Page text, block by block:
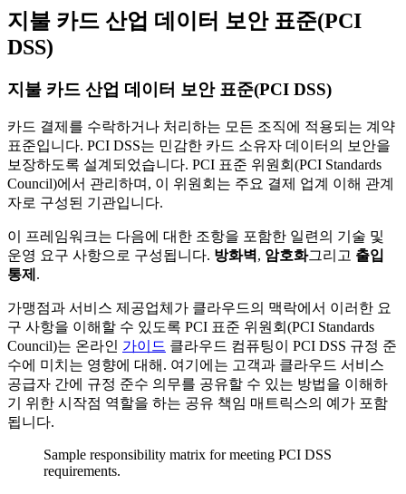
지불 카드 산업 데이터 보안 표준(PCI
DSS)
지불 카드 산업 데이터 보안 표준(PCI DSS)
카드 결제를 수락하거나 처리하는 모든 조직에 적용되는 계약
표준입니다. PCI DSS는 민감한 카드 소유자 데이터의 보안을
보장하도록 설계되었습니다. PCI 표준 위원회(PCI Standards
Council)에서 관리하며, 이 위원회는 주요 결제 업계 이해 관계
자로 구성된 기관입니다.
이 프레임워크는 다음에 대한 조항을 포함한 일련의 기술 및
운영 요구 사항으로 구성됩니다. 방화벽, 암호화그리고 출입
통제 .
가맹점과 서비스 제공업체가 클라우드의 맥락에서 이러한 요
구 사항을 이해할 수 있도록 PCI 표준 위원회(PCI Standards
Council)는 온라인 가이드 클라우드 컴퓨팅이 PCI DSS 규정 준
수에 미치는 영향에 대해. 여기에는 고객과 클라우드 서비스
공급자 간에 규정 준수 의무를 공유할 수 있는 방법을 이해하
기 위한 시작점 역할을 하는 공유 책임 매트릭스의 예가 포함
됩니다.
Sample responsibility matrix for meeting PCI DSS
requirements.